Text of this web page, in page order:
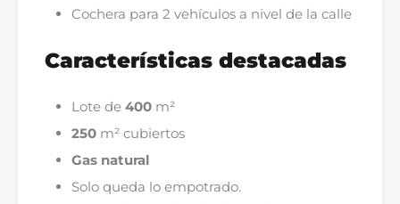
Cochera para 2 vehículos a nivel de la calle
Características destacadas
Lote de 400 m²
250 m² cubiertos
Gas natural
Solo queda lo empotrado.